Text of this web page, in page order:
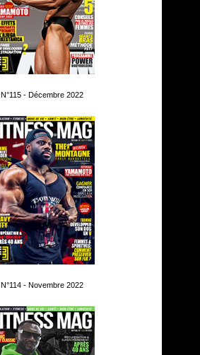
N°115 - Décembre 2022
N°114 - Novembre 2022